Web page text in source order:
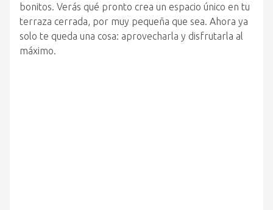
bonitos. Verás qué pronto crea un espacio único en tu
terraza cerrada, por muy pequeña que sea. Ahora ya
solo te queda una cosa: aprovecharla y disfrutarla al
máximo.